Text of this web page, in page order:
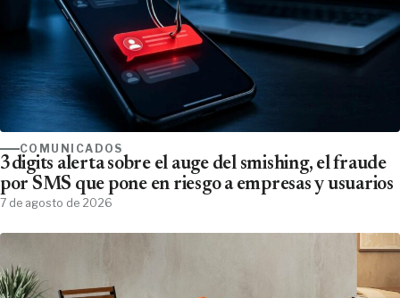
COMUNICADOS
3digits alerta sobre el auge del smishing, el fraude
por SMS que pone en riesgo a empresas y usuarios
7 de agosto de 2026